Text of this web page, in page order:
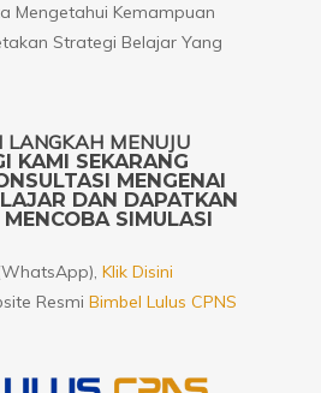
Mengetahui Kemampuan
Strategi Belajar Yang
MENUJU
KAMI SEKARANG
MENGENAI
DAN DAPATKAN
SIMULASI
Klik Disini
Resmi Bimbel Lulus CPNS